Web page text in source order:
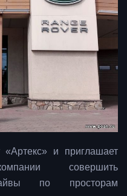
«Артекс» и приглашает
совершить
по просторам